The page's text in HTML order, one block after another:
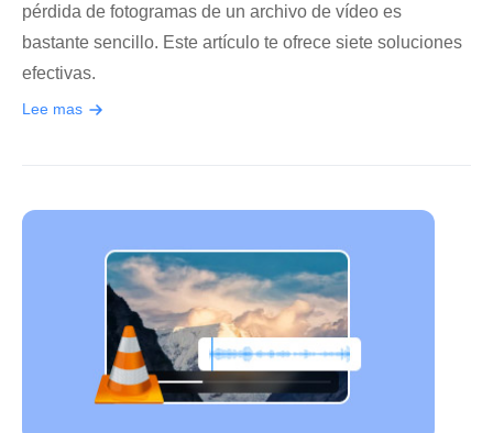
pérdida de fotogramas de un archivo de vídeo es
bastante sencillo. Este artículo te ofrece siete soluciones
efectivas.
Lee mas